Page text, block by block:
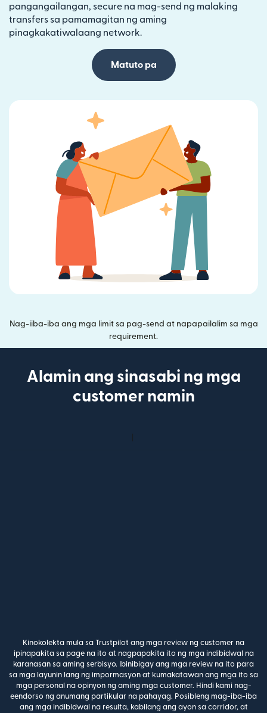
pangangailangan, secure na mag-send ng malaking
transfers sa pamamagitan ng aming
pinagkakatiwalaang network.
Matuto pa
Nag-iiba-iba ang mga limit sa pag-send at napapailalim sa mga
requirement.
Alamin ang sinasabi ng mga
customer namin
Kinokolekta mula sa Trustpilot ang mga review ng customer na
ipinapakita sa page na ito at nagpapakita ito ng mga indibidwal na
karanasan sa aming serbisyo. Ibinibigay ang mga review na ito para
sa mga layunin lang ng impormasyon at kumakatawan ang mga ito sa
mga personal na opinyon ng aming mga customer. Hindi kami nag-
eendorso ng anumang partikular na pahayag. Posibleng mag-iba-iba
ang mga indibidwal na resulta, kabilang ang ayon sa corridor, at